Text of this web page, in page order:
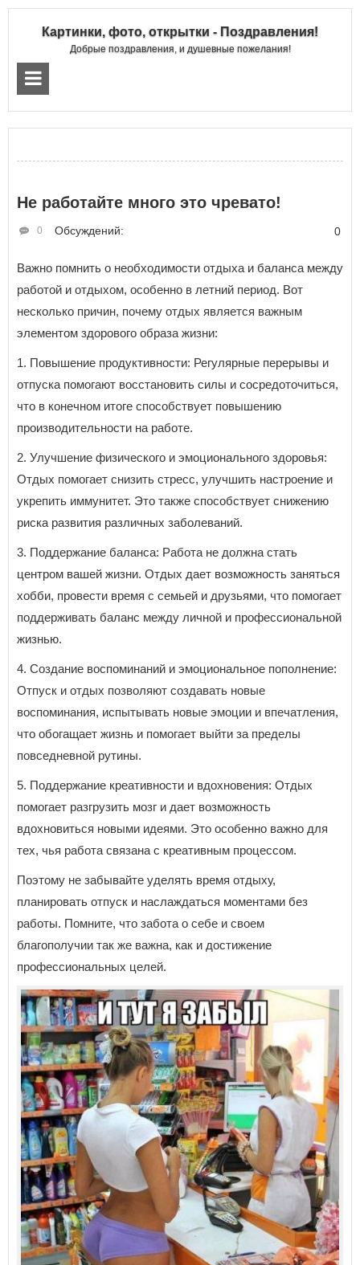
Картинки, фото, открытки - Поздравления!
Добрые поздравления, и душевные пожелания!
Не работайте много это чревато!
Обсуждений:
0 0
Важно помнить о необходимости отдыха и баланса между
работой и отдыхом, особенно в летний период. Вот
несколько причин, почему отдых является важным
элементом здорового образа жизни:
1. Повышение продуктивности: Регулярные перерывы и
отпуска помогают восстановить силы и сосредоточиться,
что в конечном итоге способствует повышению
производительности на работе.
2. Улучшение физического и эмоционального здоровья:
Отдых помогает снизить стресс, улучшить настроение и
укрепить иммунитет. Это также способствует снижению
риска развития различных заболеваний.
3. Поддержание баланса: Работа не должна стать
центром вашей жизни. Отдых дает возможность заняться
хобби, провести время с семьей и друзьями, что помогает
поддерживать баланс между личной и профессиональной
жизнью.
4. Создание воспоминаний и эмоциональное пополнение:
Отпуск и отдых позволяют создавать новые
воспоминания, испытывать новые эмоции и впечатления,
что обогащает жизнь и помогает выйти за пределы
повседневной рутины.
5. Поддержание креативности и вдохновения: Отдых
помогает разгрузить мозг и дает возможность
вдохновиться новыми идеями. Это особенно важно для
тех, чья работа связана с креативным процессом.
Поэтому не забывайте уделять время отдыху,
планировать отпуск и наслаждаться моментами без
работы. Помните, что забота о себе и своем
благополучии так же важна, как и достижение
профессиональных целей.